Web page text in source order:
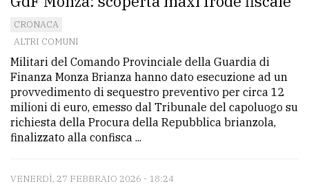
CRONACA
ALTRI COMUNI
Militari del Comando Provinciale della Guardia di
Finanza Monza Brianza hanno dato esecuzione ad un
provvedimento di sequestro preventivo per circa 12
milioni di euro, emesso dal Tribunale del capoluogo su
richiesta della Procura della Repubblica brianzola,
finalizzato alla confisca ...
VENERDÌ, 27 FEBBRAIO 2026 - 18:24